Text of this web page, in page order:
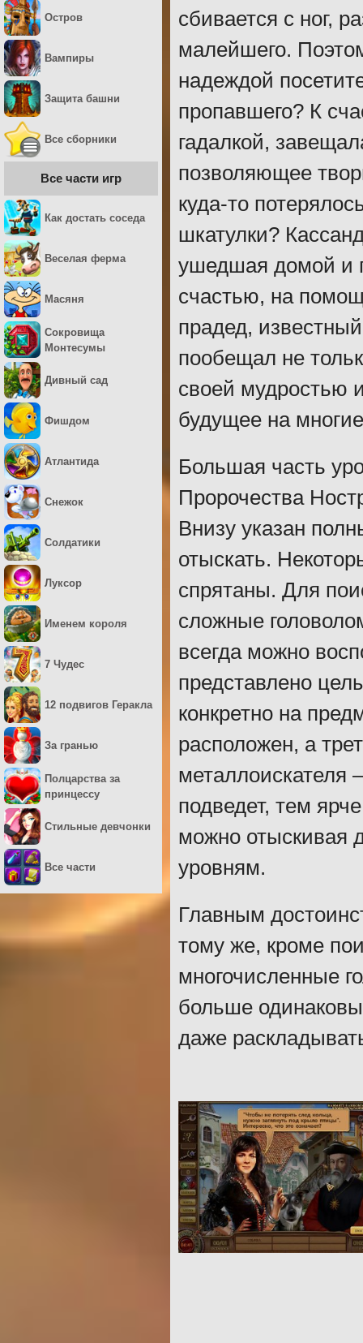
сбивается с ног,
малейшего.
надеждой
пропавшего? К
гадалкой,
позволяющее
куда-то
шкатулки?
ушедшая домой и
счастью, на
прадед,
пообещал не
своей мудростью
будущее на
Большая часть
Пророчества
Внизу указан
отыскать.
спрятаны. Для
сложные
всегда можно
представлено
конкретно на
расположен, а
металлоискателя
подведет, тем
можно отыскивая
уровням.
Главным
тому же, кроме
многочисленные
больше
даже
Остров
Вампиры
Защита башни
Все сборники
Все части игр
Как достать соседа
Веселая ферма
Масяня
Сокровища
Монтесумы
Дивный сад
Фишдом
Атлантида
Снежок
Солдатики
Луксор
Именем короля
7 Чудес
12 подвигов Геракла
За гранью
Полцарства за
принцессу
Стильные девчонки
Все части